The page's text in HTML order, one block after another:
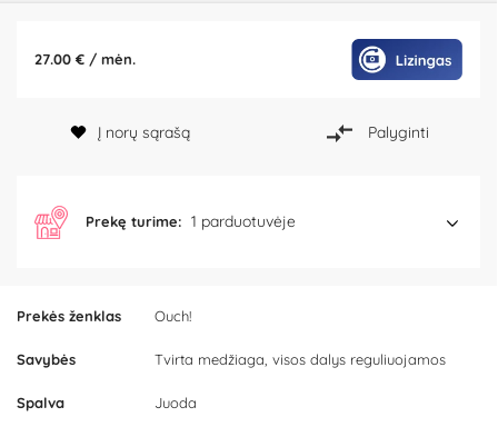
Prekės ženklas Ouch!
Savybės Tvirta medžiaga, visos dalys reguliuojamos
Spalva Juoda
27.00 € / mėn.
Į norų sąrašą Palyginti
Prekę turime: 1 parduotuvėje